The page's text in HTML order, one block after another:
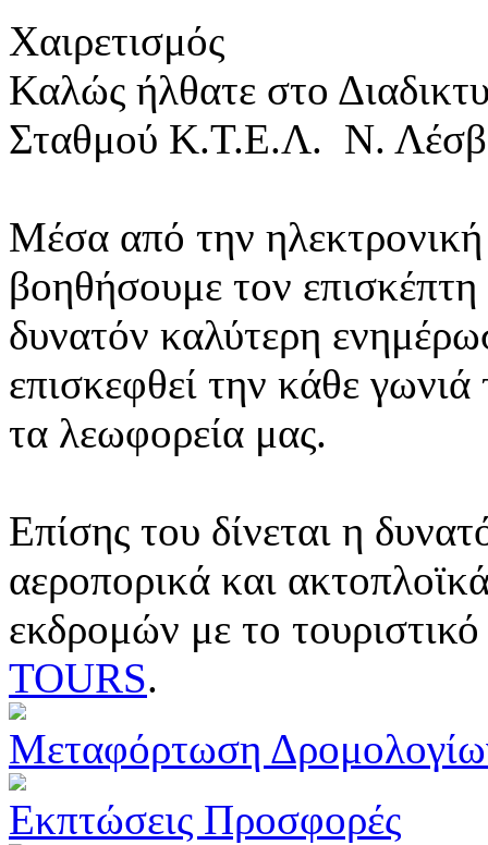
Χαιρετισμός
Καλώς ήλθατε στο
Σταθμού Κ.Τ.Ε.Λ. Ν.
Μέσα από την ηλεκτρονική
βοηθήσουμε τον
δυνατόν καλύτερη
επισκεφθεί την κάθε
τα λεωφορεία μας.
Επίσης του δίνεται η
αεροπορικά και
εκδρομών με το
TOURS.
Μεταφόρτωση
Εκπτώσεις Προσφορές